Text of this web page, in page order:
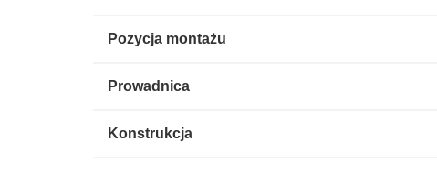
Pozycja montażu
Prowadnica
Konstrukcja